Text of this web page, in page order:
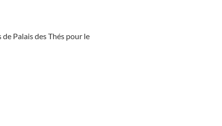
Palais des Thés pour le